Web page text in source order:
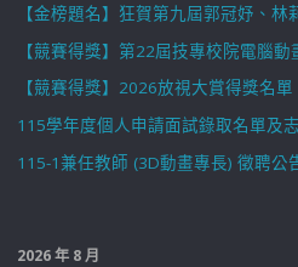
【金榜題名】狂賀第九屆郭冠妤、
【競賽得獎】第22屆技專校院電腦
【競賽得獎】2026放視大賞得獎名單
115學年度個人申請面試錄取名單及
115-1兼任教師 (3D動畫專長) 徵聘公
2026 年 8 月